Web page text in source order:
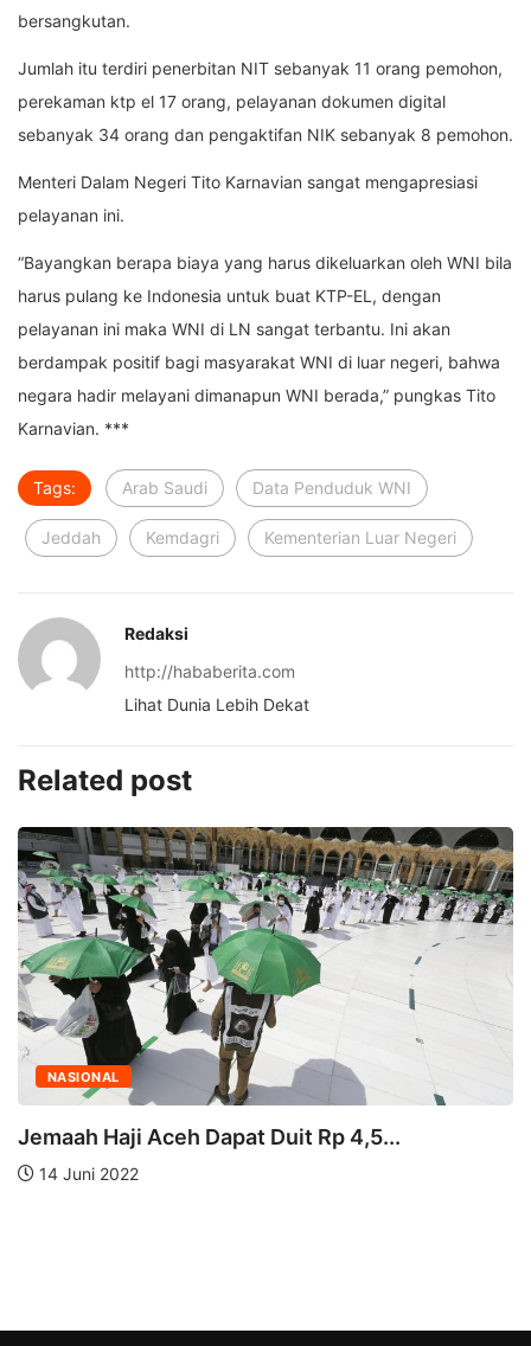
bersangkutan.
Jumlah itu terdiri penerbitan NIT sebanyak 11 orang pemohon,
perekaman ktp el 17 orang, pelayanan dokumen digital
sebanyak 34 orang dan pengaktifan NIK sebanyak 8 pemohon.
Menteri Dalam Negeri Tito Karnavian sangat mengapresiasi
pelayanan ini.
“Bayangkan berapa biaya yang harus dikeluarkan oleh WNI bila
harus pulang ke Indonesia untuk buat KTP-EL, dengan
pelayanan ini maka WNI di LN sangat terbantu. Ini akan
berdampak positif bagi masyarakat WNI di luar negeri, bahwa
negara hadir melayani dimanapun WNI berada,” pungkas Tito
Karnavian. ***
Tags: Arab Saudi Data Penduduk WNI
Jeddah Kemdagri Kementerian Luar Negeri
Redaksi
http://hababerita.com
Lihat Dunia Lebih Dekat
Related post
NASIONAL
Jemaah Haji Aceh Dapat Duit Rp 4,5...
14 Juni 2022